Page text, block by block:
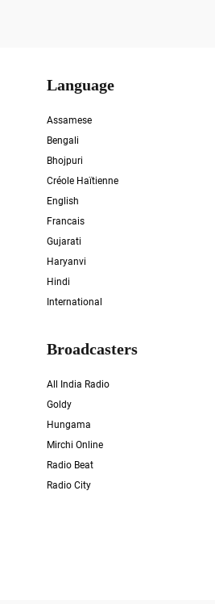
Language
Assamese
Bengali
Bhojpuri
Créole Haïtienne
English
Francais
Gujarati
Haryanvi
Hindi
International
Broadcasters
All India Radio
Goldy
Hungama
Mirchi Online
Radio Beat
Radio City